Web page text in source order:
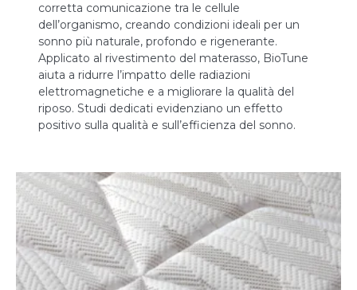
corretta comunicazione tra le cellule
dell’organismo, creando condizioni ideali per un
sonno più naturale, profondo e rigenerante.
Applicato al rivestimento del materasso, BioTune
aiuta a ridurre l’impatto delle radiazioni
elettromagnetiche e a migliorare la qualità del
riposo. Studi dedicati evidenziano un effetto
positivo sulla qualità e sull’efficienza del sonno.